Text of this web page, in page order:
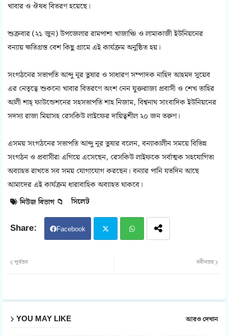
খাবার ও ঔষধ বিতরণ হয়েছে।
শুক্রবার (২১ জুন) উপজেলার রামপাশা খাজাঞ্চি ও লামাকাজী ইউনিয়নের
বন্যায় ক্ষতিগ্রস্ত বেশ কিছু গ্রামে এই কার্যক্রম অনুষ্ঠিত হয়।
সংগঠনের সভাপতি আব্দু নূর তুষার ও সাধারণ সম্পাদক নাহিদ আহমদ সুয়েব
এর নেতৃত্বে শুকনো খাবার বিতরণে অংশ নেন যুক্তরাজ্য প্রবাসী ও শেখ তাহির
আলী শাহ্ ফাউন্ডেশনের সহসভাপতি শাহ নিজাম, বিশ্বনাথ সাংবাদিক ইউনিয়নের
সদস্য রাজা মিয়াসহ রেসকিউ লাইফের দায়িত্বশীল ২০ জন তরুণ।
এসময় সংগঠনের সভাপতি আব্দু নূর তুষার বলেন, বন্যাকালীন সময়ে বিভিন্ন
সংগঠন ও প্রবাসীরা এগিয়ে এসেছেন, রেসকিউ লাইফকে সর্বাত্মক সহযোগিতা
অব্যাহত রাখতে সব সময় যোগাযোগ করছেন। বন্যার পানি যতদিন আছে
আমাদের এই কার্যক্রম ধারাবাহিক অব্যাহত থাকবে।
নিউজ বিভাগ 📁 সিলেট
Facebook
pp
নবীনতর
পূর্বতন
YOU MAY LIKE আরও দেখান